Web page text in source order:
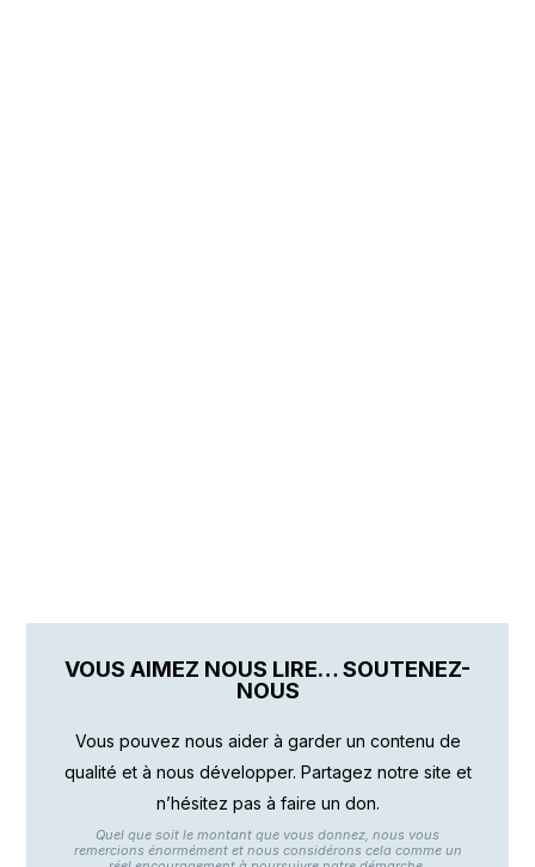
VOUS AIMEZ NOUS LIRE… SOUTENEZ-
NOUS
Vous pouvez nous aider à garder un contenu de
qualité et à nous développer. Partagez notre site et
n’hésitez pas à faire un don.
Quel que soit le montant que vous donnez, nous vous
remercions énormément et nous considérons cela comme un